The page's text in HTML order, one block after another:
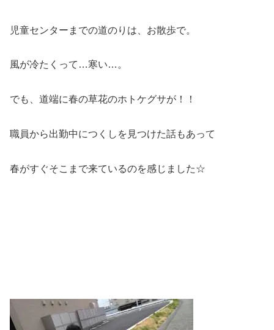
児童センターまでの道のりは、お散歩で。
風が冷たくって…寒い…。
でも、道端に春の草花のホトケグサが！！
職員から出勤中につくしを見つけた話もあって
春がすぐそこまで来ているのを感じました☆